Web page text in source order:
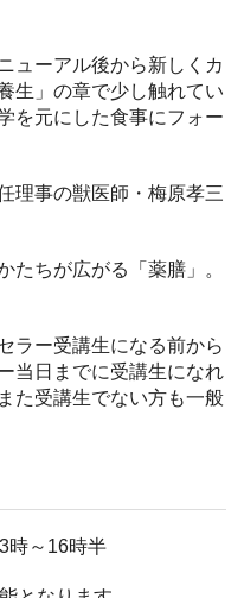
ューアル後から新しくカ
生」の章で少し触れてい
を元にした食事にフォー
理事の獣医師・梅原孝三
たちが広がる「薬膳」。
ラー受講生になる前から
当日までに受講生になれ
た受講生でない方も一般
時～16時半